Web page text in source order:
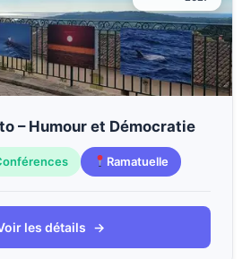
– Humour et Démocratie
Ramatuelle
les détails →